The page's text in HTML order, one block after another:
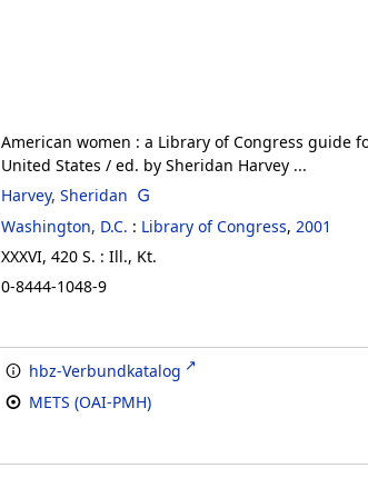
American women : a Library of Congress guide
United States / ed. by Sheridan Harvey ...
Harvey, Sheridan
Washington, D.C. : Library of Congress, 2001
XXXVI, 420 S. : Ill., Kt.
0-8444-1048-9
hbz-Verbundkatalog
METS (OAI-PMH)